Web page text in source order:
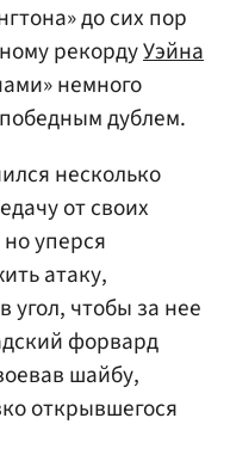
до сих пор
рекордуУэйна
немного
дублем.
несколько
от своих
уперся
атаку,
угол, чтобы за нее
форвард
шайбу,
открывшегося